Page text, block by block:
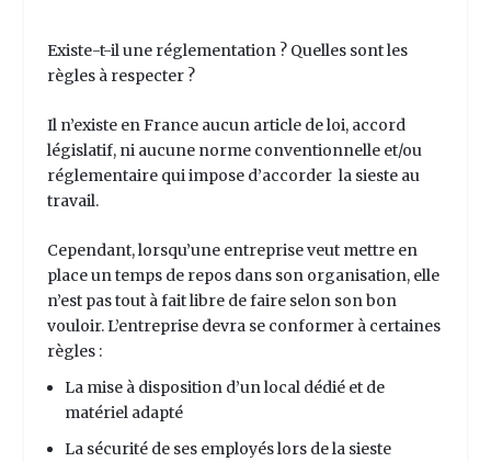
Existe-t-il une réglementation ? Quelles sont les
règles à respecter ?
Il n’existe en France aucun article de loi, accord
législatif, ni aucune norme conventionnelle et/ou
réglementaire qui impose d’accorder la sieste au
travail.
Cependant, lorsqu’une entreprise veut mettre en
place un temps de repos dans son organisation, elle
n’est pas tout à fait libre de faire selon son bon
vouloir. L’entreprise devra se conformer à certaines
règles :
La mise à disposition d’un local dédié et de
matériel adapté
La sécurité de ses employés lors de la sieste